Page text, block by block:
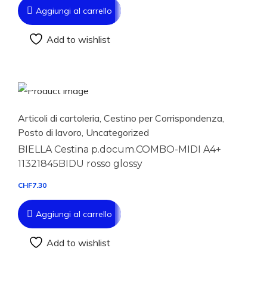
Aggiungi al carrello
Add to wishlist
Articoli di cartoleria Cestino per Corrispondenza
Posto di lavoro Uncategorized
BIELLA Cestina p.docum.COMBO-MIDI A4+
11321845BIDU rosso glossy
CHF7.30
Aggiungi al carrello
Add to wishlist